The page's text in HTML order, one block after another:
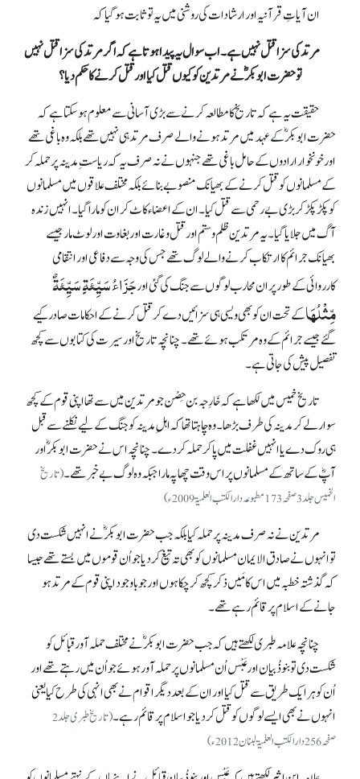
ان آیاتِ قرآنیہ اور ارشادات کی روشنی میں یہ تو ثابت ہو گیا کہ
مرتد کی سزا قتل نہیں ہے۔ اب سوال یہ پیدا ہوتا ہے کہ اگر مرتد کی سزا قتل نہیں
تو حضرت ابوبکرؓ نے مرتدین کو کیوں قتل کیا اور قتل کرنے کا حکم دیا؟
حقیقت یہ ہے کہ تاریخ کا مطالعہ کرنے سے بڑی آسانی سے معلوم ہو سکتا ہے کہ
حضرت ابوبکرؓ کے عہد میں مرتد ہونے والے صرف مرتد ہی نہیں تھے بلکہ وہ باغی تھے
اور خونخوار ارادوں کے حامل باغی تھے جنہوں نے نہ صرف یہ کہ ریاستِ مدینہ پر حملہ کر
کے مسلمانوں کو قتل کرنے کے بھیانک منصوبے بنائے بلکہ مختلف علاقوں میں مسلمانوں
کو پکڑ پکڑ کر بڑی بے رحمی سے قتل کیا۔ ان کے اعضاء کاٹ کر ان کو مارا گیا۔ انہیں زندہ
آگ میں جلایا گیا۔ یہ مرتدین ظلم و ستم اور قتل و غارت اور بغاوت اور لوٹ مار جیسے
بھیانک جرائم کا ارتکاب کرنے والے لوگ تھے جس کی وجہ سے دفاعی اور انتقامی
کارروائی کے طور پر ان محارب لوگوں سے جنگ کی گئی اورجَزَاءُ سَیِّئَۃٍ سَیِّئَۃٌ
مِّثْلُہَاکے تحت ان کو بھی ویسی ہی سزائیں دے کر قتل کرنے کے احکامات صادر کیے
گئے جیسے جرائم کے وہ مرتکب ہوئے تھے۔ چنانچہ تاریخ اور سیرت کی کتابوں سے کچھ
تفصیل پیش کی جاتی ہے۔
تاریخ خمیس میں لکھا ہے کہ خَارِجہ بن حِصْن جو مرتدین میں سے تھا اپنی قوم کے کچھ
سوار لے کر مدینہ کی طرف بڑھا۔ وہ چاہتا تھا کہ اہلِ مدینہ کو جنگ کے لیے نکلنے سے قبل
ہی روک دے یا انہیں غفلت میں پا کر حملہ کر دے۔ چنانچہ اس نے حضرت ابوبکرؓ اور
آپؓ کے ساتھ کے مسلمانوں پر اس وقت چھاپہ مارا جبکہ وہ لوگ بےخبر تھے۔(تاریخ
الخمیس جلد3صفحہ173 مطبوعہ دارالکتب العلمیۃ2009ء)
مرتدین نے نہ صرف مدینہ پر حملہ کیا بلکہ جب حضرت ابوبکرؓ نے انہیں شکست دی
تو انہوں نے صادق الایمان مسلمانوں کو بھی تہ تیغ کر دیا جو اُن قوموں میں بستے تھے جیسا
کہ گذشتہ خطبہ میں اس کا مَیں ذکر کچھ کر چکا ہوں اور جو باوجود اپنی قوم کے مرتد ہو
جانے کے اسلام پر قائم رہے تھے۔
چنانچہ علامہ طبری لکھتے ہیں کہ جب حضرت ابوبکرؓ نے مختلف حملہ آور قبائل کو
شکست دی تو بنوذُبیان اور عَبْس اُن مسلمانوں پر حملہ آور ہوئے جو اُن میں رہتے تھے اور
اُن کو ہر ایک طریق سے قتل کیا اور ان کے بعد دیگر اقوا م نے بھی انہی کی طرح کیا یعنی
انہوں نے بھی ایسے لوگوں کو قتل کر دیا جو اسلام پر قائم رہے۔
(تاریخ طبری جلد2
صفحہ256 دارالکتب العلمیۃ لبنان2012ء)